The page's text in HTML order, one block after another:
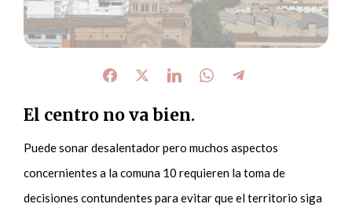
El centro no va bien.
Puede sonar desalentador pero muchos aspectos
concernientes a la comuna 10 requieren la toma de
decisiones contundentes para evitar que el territorio siga